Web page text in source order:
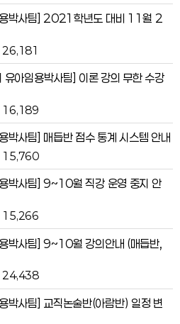
용박사팀] 2021학년도 대비 11월 2
26,181
유아임용박사팀] 이론 강의 무한 수강
16,189
박사팀] 매듭반 점수 통계 시스템 안내
15,760
박사팀] 9~10월 직강 운영 중지 안
15,266
박사팀] 9~10월 강의안내 (매듭반,
24,438
박사팀] 교직논술반(아람반) 일정 변